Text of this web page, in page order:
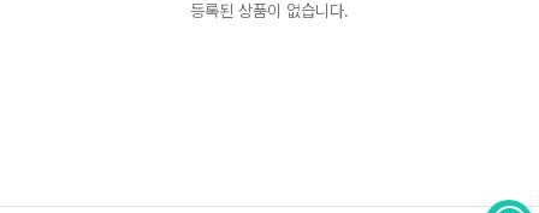
등록된 상품이 없습니다.